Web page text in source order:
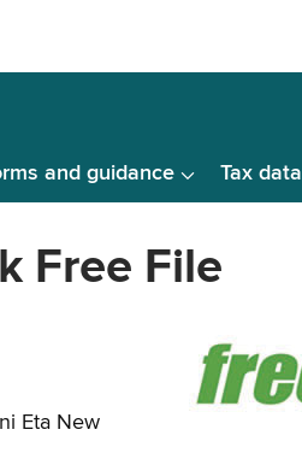
and guidance Tax data
Free File
Eta New